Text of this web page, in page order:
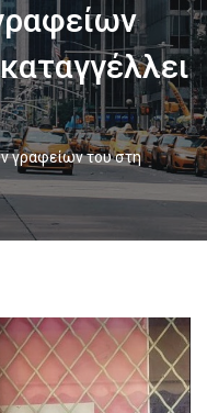
γραφείων του στη